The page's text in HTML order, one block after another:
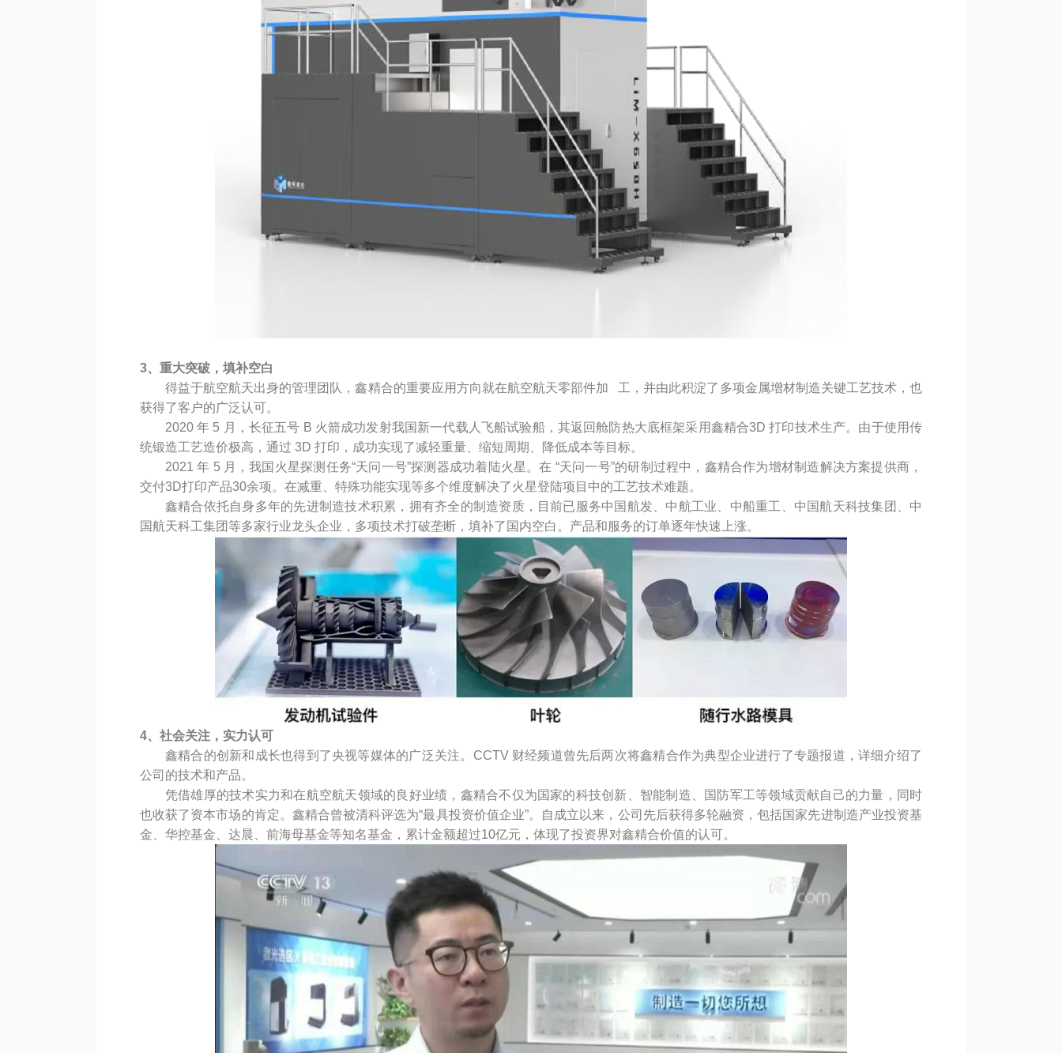
3、重大突破，填补空白
得益于航空航天出身的管理团队，鑫精合的重要应用方向就在航空航天零部件加 工，并由此积淀了多项金属增材制造关键工艺技术，也
获得了客户的广泛认可。
2020 年 5 月，长征五号 B 火箭成功发射我国新一代载人飞船试验船，其返回舱防热大底框架采用鑫精合3D 打印技术生产。由于使用传
统锻造工艺造价极高，通过 3D 打印，成功实现了减轻重量、缩短周期、降低成本等目标。
2021 年 5 月，我国火星探测任务“天问一号”探测器成功着陆火星。在 “天问一号”的研制过程中，鑫精合作为增材制造解决方案提供商，
交付3D打印产品30余项。在减重、特殊功能实现等多个维度解决了火星登陆项目中的工艺技术难题。
鑫精合依托自身多年的先进制造技术积累，拥有齐全的制造资质，目前已服务中国航发、中航工业、中船重工、中国航天科技集团、中
国航天科工集团等多家行业龙头企业，多项技术打破垄断，填补了国内空白。产品和服务的订单逐年快速上涨。
4、社会关注，实力认可
鑫精合的创新和成长也得到了央视等媒体的广泛关注。CCTV 财经频道曾先后两次将鑫精合作为典型企业进行了专题报道，详细介绍了
公司的技术和产品。
凭借雄厚的技术实力和在航空航天领域的良好业绩，鑫精合不仅为国家的科技创新、智能制造、国防军工等领域贡献自己的力量，同时
也收获了资本市场的肯定。鑫精合曾被清科评选为“最具投资价值企业”。自成立以来，公司先后获得多轮融资，包括国家先进制造产业投资基
金、华控基金、达晨、前海母基金等知名基金，累计金额超过10亿元，体现了投资界对鑫精合价值的认可。